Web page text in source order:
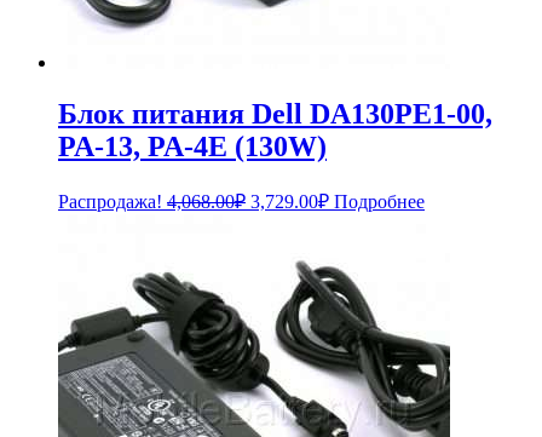
Блок питания Dell DA130PE1-00,
PA-13, PA-4E (130W)
Распродажа! 4,068.00₽ Первоначальная
4,068.00₽.
3,729.00₽Текущая
цена:
Подробнее